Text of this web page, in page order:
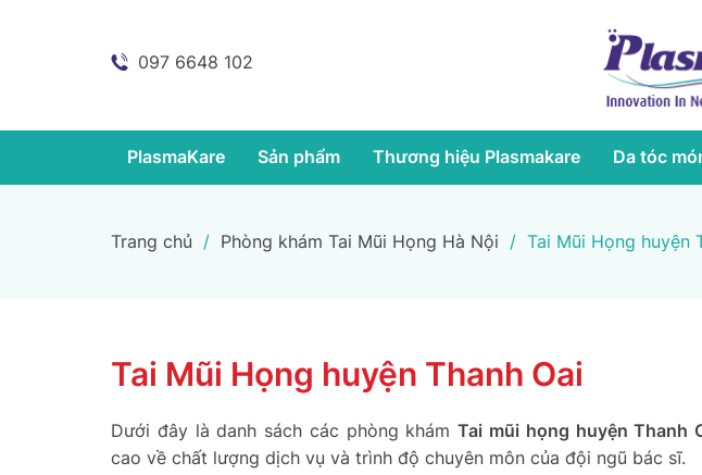
097 6648 102
PlasmaKare Sản phẩm Thương hiệu Plasmakare Da tóc
Trang chủ / Phòng khám Tai Mũi Họng Hà Nội / Tai Mũi Họng huyện
Tai Mũi Họng huyện Thanh Oai
Dưới đây là danh sách các phòng khámTai mũi họng huyện Thanh
cao về chất lượng dịch vụ và trình độ chuyên môn của đội ngũ bác sĩ.